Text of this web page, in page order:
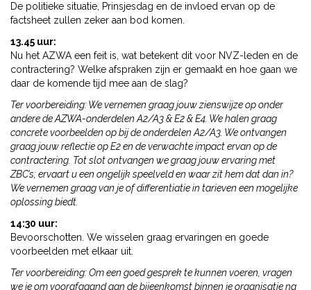
De politieke situatie, Prinsjesdag en de invloed ervan op de
factsheet zullen zeker aan bod komen.
13.45 uur:
Nu het AZWA een feit is, wat betekent dit voor NVZ-leden en de
contractering? Welke afspraken zijn er gemaakt en hoe gaan we
daar de komende tijd mee aan de slag?
Ter voorbereiding: We vernemen graag jouw zienswijze op onder
andere de AZWA-onderdelen A2/A3 & E2 & E4. We halen graag
concrete voorbeelden op bij de onderdelen A2/A3. We ontvangen
graag jouw reflectie op E2 en de verwachte impact ervan op de
contractering. Tot slot ontvangen we graag jouw ervaring met
ZBC’s; ervaart u een ongelijk speelveld en waar zit hem dat dan in?
We vernemen graag van je of differentiatie in tarieven een mogelijke
oplossing biedt.
14:30 uur:
Bevoorschotten. We wisselen graag ervaringen en goede
voorbeelden met elkaar uit.
Ter voorbereiding:Om een goed gesprek te kunnen voeren, vragen
we je om voorafgaand aan de bijeenkomst binnen je organisatie na